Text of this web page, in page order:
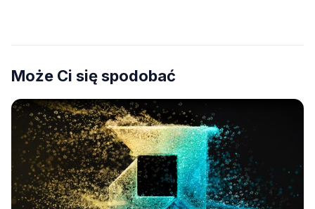
Może Ci się spodobać